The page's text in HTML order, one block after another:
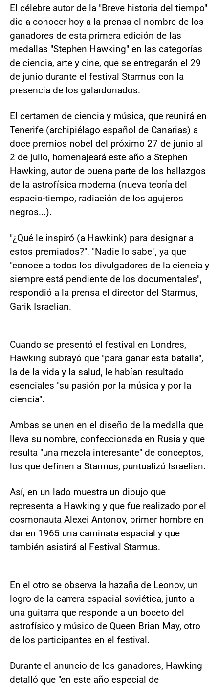
El célebre autor de la "Breve historia del tiempo"
dio a conocer hoy a la prensa el nombre de los
ganadores de esta primera edición de las
medallas "Stephen Hawking" en las categorías
de ciencia, arte y cine, que se entregarán el 29
de junio durante el festival Starmus con la
presencia de los galardonados.
El certamen de ciencia y música, que reunirá en
Tenerife (archipiélago español de Canarias) a
doce premios nobel del próximo 27 de junio al
2 de julio, homenajeará este año a Stephen
Hawking, autor de buena parte de los hallazgos
de la astrofísica moderna (nueva teoría del
espacio-tiempo, radiación de los agujeros
negros...).
"¿Qué le inspiró (a Hawkink) para designar a
estos premiados?". "Nadie lo sabe", ya que
"conoce a todos los divulgadores de la ciencia y
siempre está pendiente de los documentales",
respondió a la prensa el director del Starmus,
Garik Israelian.
Cuando se presentó el festival en Londres,
Hawking subrayó que "para ganar esta batalla",
la de la vida y la salud, le habían resultado
esenciales "su pasión por la música y por la
ciencia".
Ambas se unen en el diseño de la medalla que
lleva su nombre, confeccionada en Rusia y que
resulta "una mezcla interesante" de conceptos,
los que definen a Starmus, puntualizó Israelian.
Así, en un lado muestra un dibujo que
representa a Hawking y que fue realizado por el
cosmonauta Alexei Antonov, primer hombre en
dar en 1965 una caminata espacial y que
también asistirá al Festival Starmus.
En el otro se observa la hazaña de Leonov, un
logro de la carrera espacial soviética, junto a
una guitarra que responde a un boceto del
astrofísico y músico de Queen Brian May, otro
de los participantes en el festival.
Durante el anuncio de los ganadores, Hawking
detalló que "en este año especial de